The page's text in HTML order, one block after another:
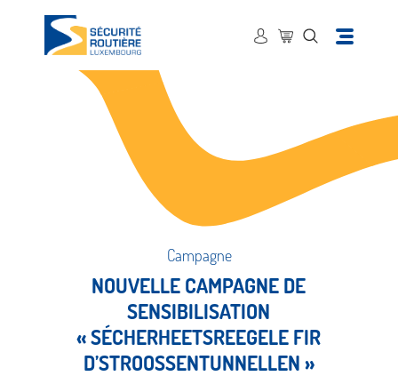
Campagne
NOUVELLE CAMPAGNE DE
SENSIBILISATION
« SÉCHERHEETSREEGELE FIR
D’STROOSSENTUNNELLEN »